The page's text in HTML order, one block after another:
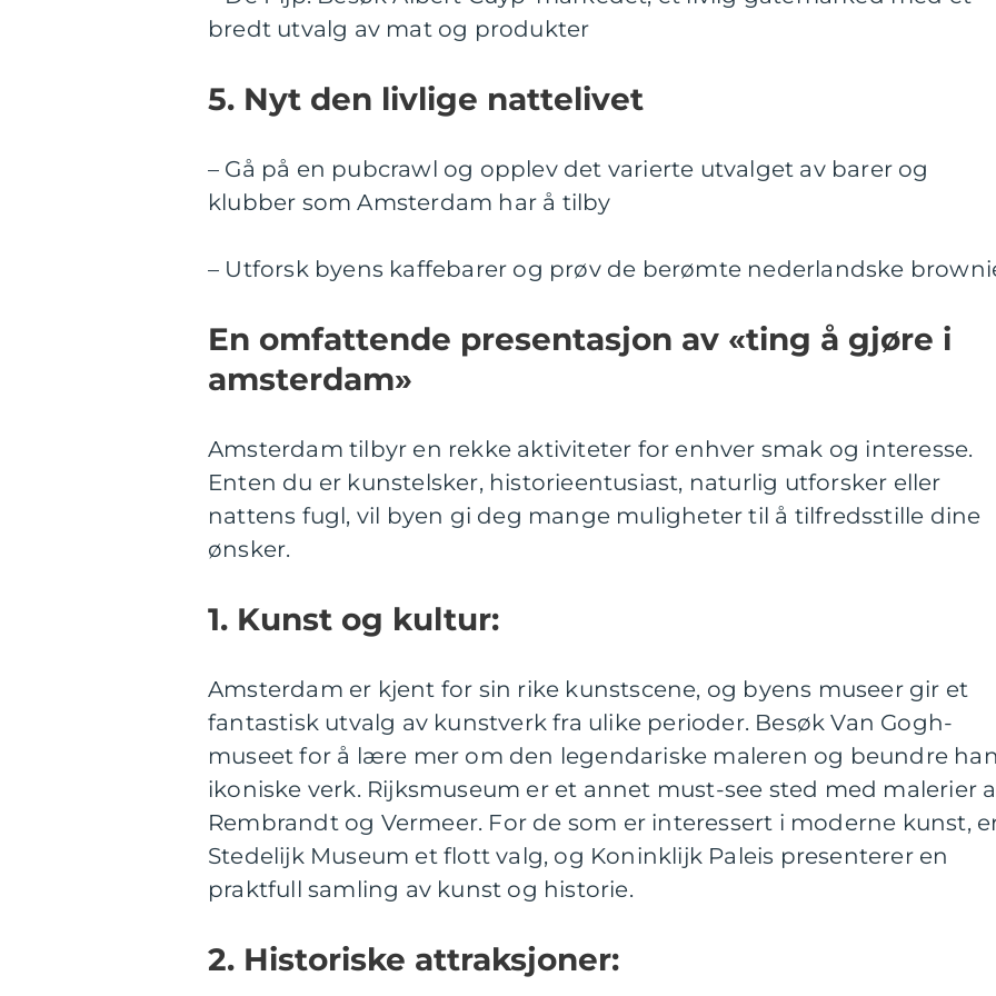
bredt utvalg av mat og produkter
5. Nyt den livlige nattelivet
– Gå på en pubcrawl og opplev det varierte utvalget av barer og
klubber som Amsterdam har å tilby
– Utforsk byens kaffebarer og prøv de berømte nederlandske
En omfattende presentasjon av «ting å gjøre i
amsterdam»
Amsterdam tilbyr en rekke aktiviteter for enhver smak og interesse.
Enten du er kunstelsker, historieentusiast, naturlig utforsker eller
nattens fugl, vil byen gi deg mange muligheter til å tilfredsstille dine
ønsker.
1. Kunst og kultur:
Amsterdam er kjent for sin rike kunstscene, og byens museer gir et
fantastisk utvalg av kunstverk fra ulike perioder. Besøk Van Gogh-
museet for å lære mer om den legendariske maleren og beundre
ikoniske verk. Rijksmuseum er et annet must-see sted med malerier
Rembrandt og Vermeer. For de som er interessert i moderne kunst,
Stedelijk Museum et flott valg, og Koninklijk Paleis presenterer en
praktfull samling av kunst og historie.
2. Historiske attraksjoner: